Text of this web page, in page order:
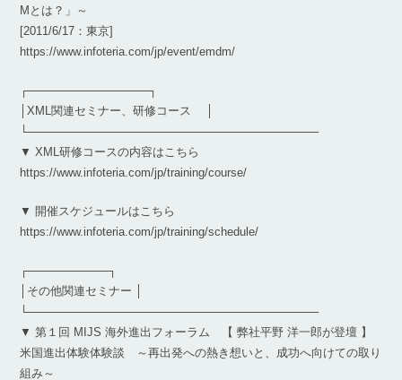
Mとは？」～
[2011/6/17：東京]
https://www.infoteria.com/jp/event/emdm/
┌───────────────┐
│XML関連セミナー、研修コース │
└────────────────────────────────────
▼ XML研修コースの内容はこちら
https://www.infoteria.com/jp/training/course/
▼ 開催スケジュールはこちら
https://www.infoteria.com/jp/training/schedule/
┌──────────┐
│その他関連セミナー │
└────────────────────────────────────
▼ 第１回 MIJS 海外進出フォーラム 【 弊社平野 洋一郎が登壇 】
米国進出体験体験談 ～再出発への熱き想いと、成功へ向けての取り
組み～